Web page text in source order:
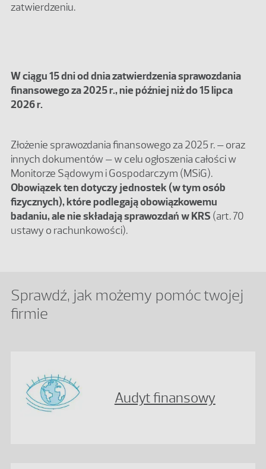
zatwierdzeniu.
W ciągu 15 dni od dnia zatwierdzenia sprawozdania
finansowego za 2025 r., nie później niż do 15 lipca
2026 r.
Złożenie sprawozdania finansowego za 2025 r. – oraz
innych dokumentów – w celu ogłoszenia całości w
Monitorze Sądowym i Gospodarczym (MSiG).
Obowiązek ten dotyczy jednostek (w tym osób
fizycznych), które podlegają obowiązkowemu
badaniu, ale nie składają sprawozdań w KRS (art. 70
ustawy o rachunkowości).
Sprawdź, jak możemy pomóc twojej
firmie
Audyt finansowy